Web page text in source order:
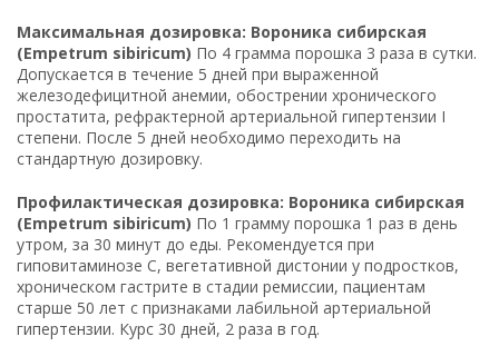
Максимальная дозировка: Вороника сибирская
(Empetrum sibiricum) По 4 грамма порошка 3 раза в сутки.
Допускается в течение 5 дней при выраженной
железодефицитной анемии, обострении хронического
простатита, рефрактерной артериальной гипертензии I
степени. После 5 дней необходимо переходить на
стандартную дозировку.
Профилактическая дозировка: Вороника сибирская
(Empetrum sibiricum) По 1 грамму порошка 1 раз в день
утром, за 30 минут до еды. Рекомендуется при
гиповитаминозе C, вегетативной дистонии у подростков,
хроническом гастрите в стадии ремиссии, пациентам
старше 50 лет с признаками лабильной артериальной
гипертензии. Курс 30 дней, 2 раза в год.